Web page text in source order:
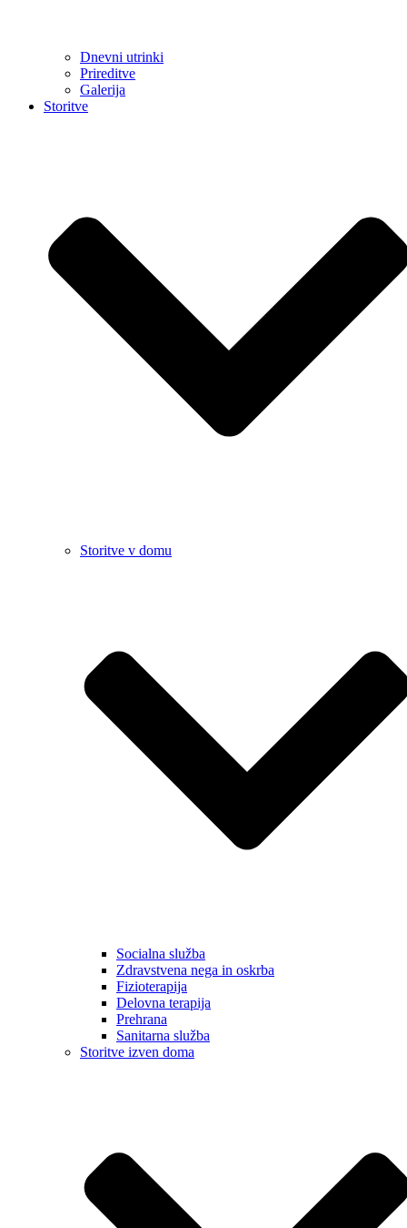
Dnevni utrinki
Prireditve
Galerija
Storitve
Storitve v domu
Socialna služba
Zdravstvena nega in oskrba
Fizioterapija
Delovna terapija
Prehrana
Sanitarna služba
Storitve izven doma